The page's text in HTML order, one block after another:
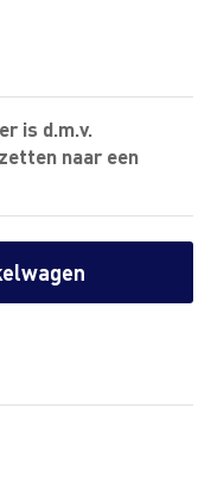
is d.m.v.
naar een